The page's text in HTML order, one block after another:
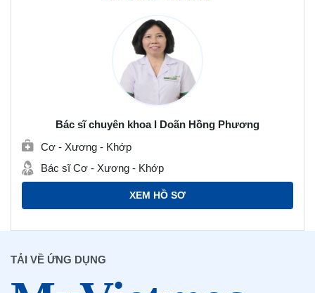
Bác sĩ chuyên khoa I Doãn Hồng Phương
Cơ - Xương - Khớp
Bác sĩ Cơ - Xương - Khớp
XEM HỒ SƠ
TẢI VỀ ỨNG DỤNG